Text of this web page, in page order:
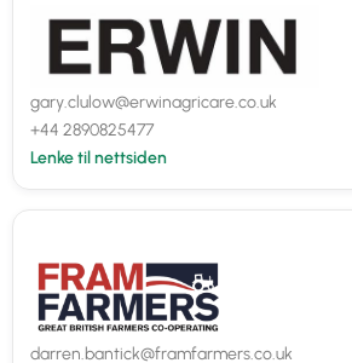
gary.clulow@erwinagricare.co.uk
+44 2890825477
Lenke til nettsiden
darren.bantick@framfarmers.co.uk